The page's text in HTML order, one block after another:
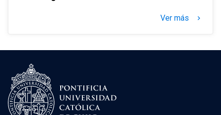
Ver más keyboard_arrow_right